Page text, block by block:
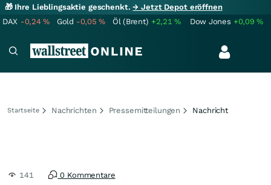
🎁 Ihre Lieblingsaktie geschenkt.→ Jetzt Depot eröffnen
DAX -0,24% Gold -0,05% Öl (Brent) +2,21% Dow Jones +0,09%
Startseite Nachrichten Pressemitteilungen Nachricht
141 0 Kommentare